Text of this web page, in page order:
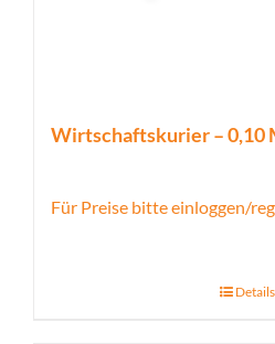
Wirtschaftskurier – 0,10
Für Preise bitte einloggen/
Details